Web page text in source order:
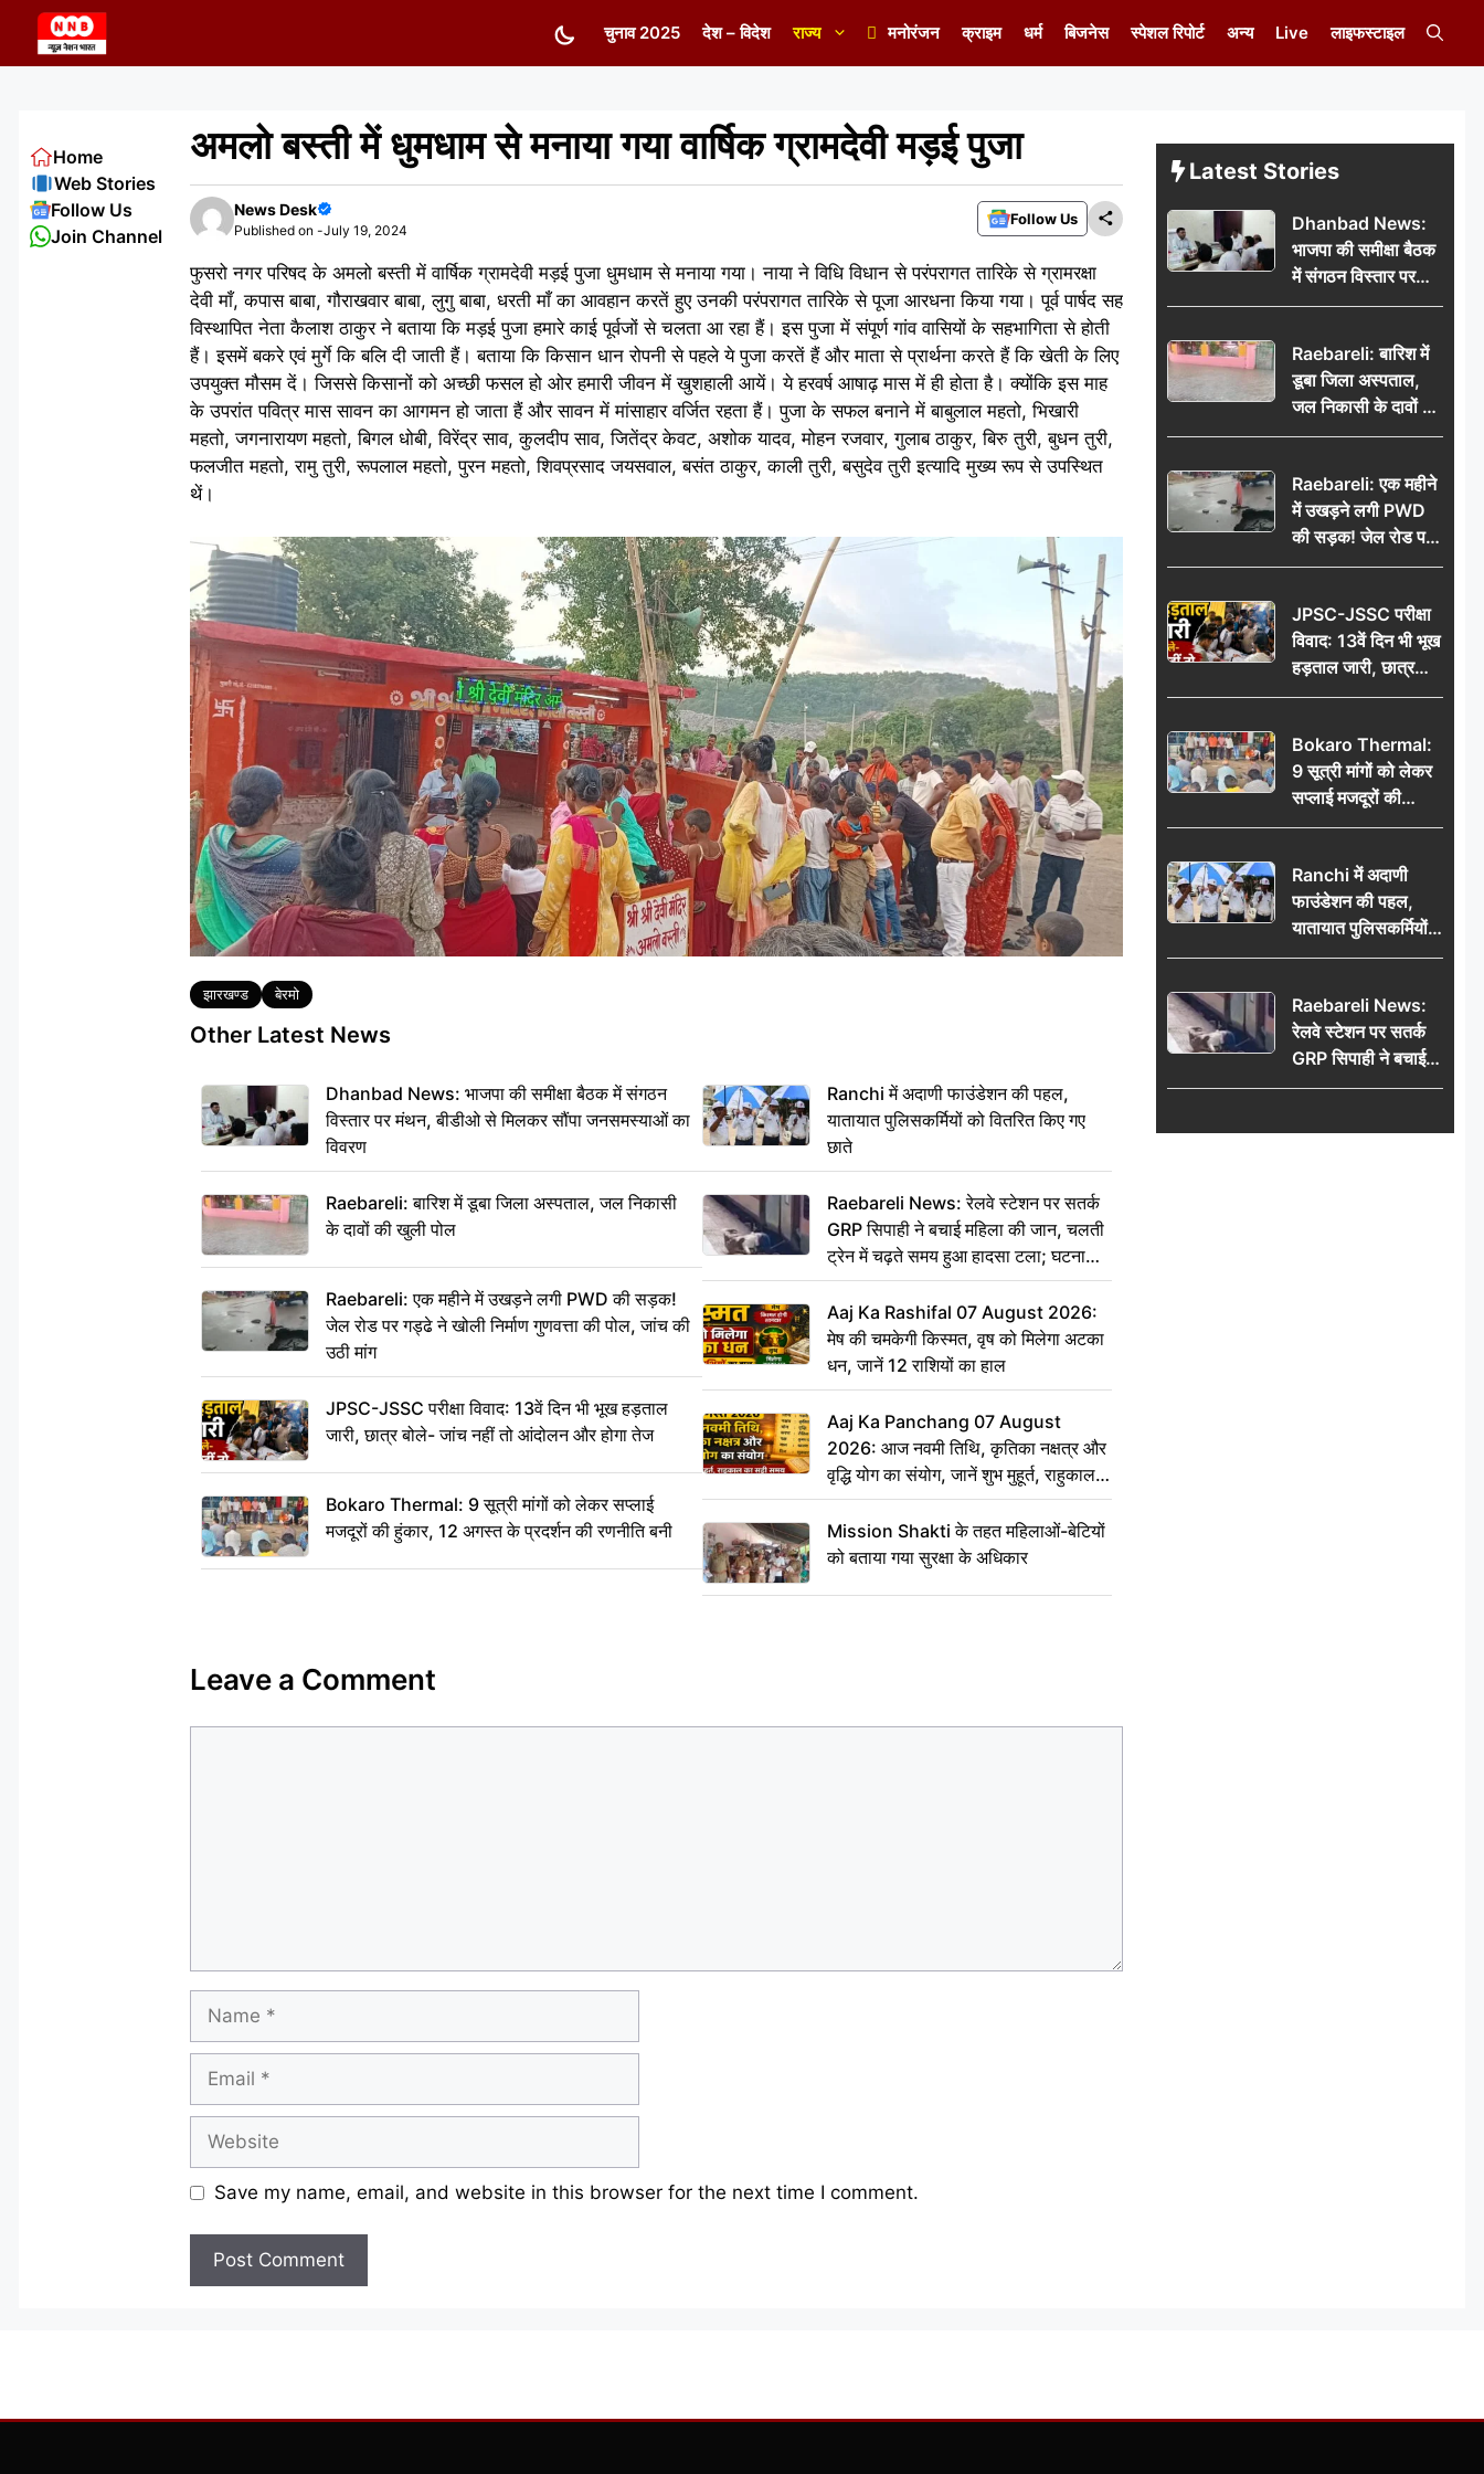
content
चुनाव 2025 देश – विदेश राज्य मनोरंजन क्राइम धर्म बिजनेस स्पेशल रिपोर्ट अन्य Live लाइफस्टाइल
अमलो बस्ती में धुमधाम से मनाया गया वार्षिक ग्रामदेवी मड़ई पुजा
News Desk
Published on -July 19, 2024
Follow Us
फुसरो नगर परिषद के अमलो बस्ती में वार्षिक ग्रामदेवी मड़ई पुजा धुमधाम से मनाया गया। नाया ने विधि विधान से परंपरागत तारिके से ग्रामरक्षा
देवी माँ, कपास बाबा, गौराखवार बाबा, लुगु बाबा, धरती माँ का आवहान करतें हुए उनकी परंपरागत तारिके से पूजा आरधना किया गया। पूर्व पार्षद सह
विस्थापित नेता कैलाश ठाकुर ने बताया कि मड़ई पुजा हमारे काई पूर्वजों से चलता आ रहा हैं। इस पुजा में संपूर्ण गांव वासियों के सहभागिता से होती
हैं। इसमें बकरे एवं मुर्गे कि बलि दी जाती हैं। बताया कि किसान धान रोपनी से पहले ये पुजा करतें हैं और माता से प्रार्थना करते हैं कि खेती के लिए
उपयुक्त मौसम दें। जिससे किसानों को अच्छी फसल हो ओर हमारी जीवन में खुशहाली आयें। ये हरवर्ष आषाढ़ मास में ही होता है। क्योंकि इस माह
के उपरांत पवित्र मास सावन का आगमन हो जाता हैं और सावन में मांसाहार वर्जित रहता हैं। पुजा के सफल बनाने में बाबुलाल महतो, भिखारी
महतो, जगनारायण महतो, बिगल धोबी, विरेंद्र साव, कुलदीप साव, जितेंद्र केवट, अशोक यादव, मोहन रजवार, गुलाब ठाकुर, बिरु तुरी, बुधन तुरी,
फलजीत महतो, रामु तुरी, रूपलाल महतो, पुरन महतो, शिवप्रसाद जयसवाल, बसंत ठाकुर, काली तुरी, बसुदेव तुरी इत्यादि मुख्य रूप से उपस्थित
थें।
Tags
झारखण्ड बेरमो
Other Latest News
Dhanbad News: भाजपा की समीक्षा बैठक में संगठन
विस्तार पर मंथन, बीडीओ से मिलकर सौंपा जनसमस्याओं का
विवरण
Raebareli: बारिश में डूबा जिला अस्पताल, जल निकासी
के दावों की खुली पोल
Raebareli: एक महीने में उखड़ने लगी PWD की सड़क!
जेल रोड पर गड्ढे ने खोली निर्माण गुणवत्ता की पोल, जांच की
उठी मांग
JPSC-JSSC परीक्षा विवाद: 13वें दिन भी भूख हड़ताल
जारी, छात्र बोले- जांच नहीं तो आंदोलन और होगा तेज
Bokaro Thermal: 9 सूत्री मांगों को लेकर सप्लाई
मजदूरों की हुंकार, 12 अगस्त के प्रदर्शन की रणनीति बनी
Ranchi में अदाणी फाउंडेशन की पहल,
यातायात पुलिसकर्मियों को वितरित किए गए
छाते
Raebareli News: रेलवे स्टेशन पर सतर्क
GRP सिपाही ने बचाई महिला की जान, चलती
ट्रेन में चढ़ते समय हुआ हादसा टला; घटना
CCTV में कैद
Aaj Ka Rashifal 07 August 2026:
मेष की चमकेगी किस्मत, वृष को मिलेगा अटका
धन, जानें 12 राशियों का हाल
Aaj Ka Panchang 07 August
2026: आज नवमी तिथि, कृतिका नक्षत्र और
वृद्धि योग का संयोग, जानें शुभ मुहूर्त, राहुकाल
का सही समय
Mission Shakti के तहत महिलाओं-बेटियों
को बताया गया सुरक्षा के अधिकार
Leave a Comment
Save my name, email, and website in this browser for the next time I comment.
Home
Web Stories
Follow Us
Join Channel
Latest Stories
Dhanbad News:
भाजपा की समीक्षा बैठक
में संगठन विस्तार पर
मंथन, बीडीओ से
जनसमस्याओं का विवरण
Raebareli: बारिश में
डूबा जिला अस्पताल,
जल निकासी के दावों की
खुली पोल
Raebareli: एक महीने
में उखड़ने लगी PWD
की सड़क! जेल रोड पर
गड्ढे ने खोली निर्माण
की उठी मांग
JPSC-JSSC परीक्षा
विवाद: 13वें दिन भी भूख
हड़ताल जारी, छात्र
बोले- जांच नहीं तो
Bokaro Thermal:
9 सूत्री मांगों को लेकर
सप्लाई मजदूरों की
हुंकार, 12 अगस्त के
Ranchi में अदाणी
फाउंडेशन की पहल,
यातायात पुलिसकर्मियों
को वितरित किए गए छाते
Raebareli News:
रेलवे स्टेशन पर सतर्क
GRP सिपाही ने बचाई
महिला की जान, चलती
हादसा टला; घटना